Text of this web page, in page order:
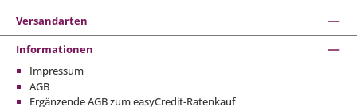
Versandarten
Informationen
Impressum
AGB
Ergänzende AGB zum easyCredit-Ratenkauf